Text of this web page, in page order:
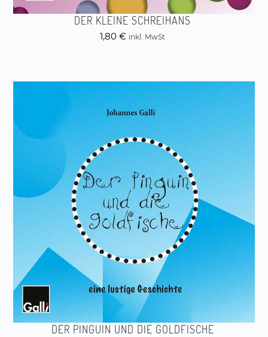
DER KLEINE SCHREIHANS
1,80 € inkl. MwSt
DER PINGUIN UND DIE GOLDFISCHE